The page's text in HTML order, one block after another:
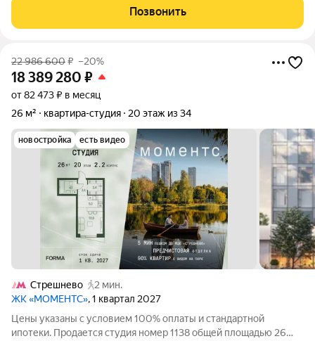
стоимость в договоре Дом и жилой комплекс: Класс: Комфорт-
Позвонить
22 986 600₽ –20%
18 389 280 ₽
от 82 473 ₽ в месяц
26 м²
квартира-студия 20 этаж из 34
новостройка есть видео
Стрешнево
2 мин.
ЖК «МОМЕНТС», 1 квартал 2027
Цены указаны с условием 100% оплаты и стандартной
ипотеки. Продается студия номер 1138 общей площадью 26